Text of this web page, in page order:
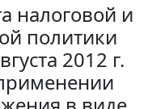
налоговой и
политики
2012 г.